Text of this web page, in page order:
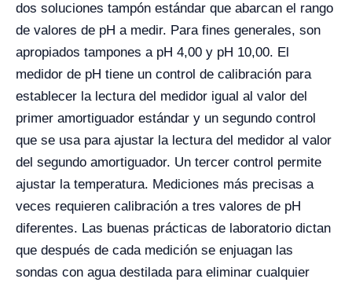
dos soluciones tampón estándar que abarcan el rango
de valores de pH a medir. Para fines generales, son
apropiados tampones a pH 4,00 y pH 10,00. El
medidor de pH tiene un control de calibración para
establecer la lectura del medidor igual al valor del
primer amortiguador estándar y un segundo control
que se usa para ajustar la lectura del medidor al valor
del segundo amortiguador. Un tercer control permite
ajustar la temperatura. Mediciones más precisas a
veces requieren calibración a tres valores de pH
diferentes. Las buenas prácticas de laboratorio dictan
que después de cada medición se enjuagan las
sondas con agua destilada para eliminar cualquier